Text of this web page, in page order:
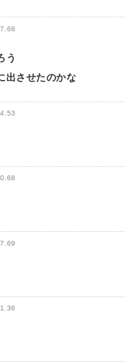
う
出させたのかな